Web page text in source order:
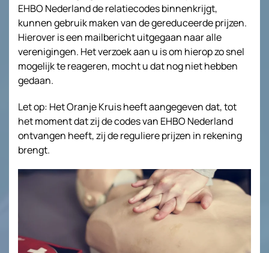
EHBO Nederland de relatiecodes binnenkrijgt,
kunnen gebruik maken van de gereduceerde prijzen.
Hierover is een mailbericht uitgegaan naar alle
verenigingen. Het verzoek aan u is om hierop zo snel
mogelijk te reageren, mocht u dat nog niet hebben
gedaan.
Let op: Het Oranje Kruis heeft aangegeven dat, tot
het moment dat zij de codes van EHBO Nederland
ontvangen heeft, zij de reguliere prijzen in rekening
brengt.